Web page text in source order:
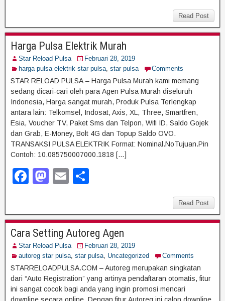
e
b
o
o
k
o
d
o
n
e
Read Post
Harga Pulsa Elektrik Murah
Star Reload Pulsa
Februari 28, 2019
harga pulsa elektrik star pulsa star pulsa Comments
STAR RELOAD PULSA – Harga Pulsa Murah kami memang
sedang dicari-cari oleh para Agen Pulsa Murah diseluruh
Indonesia, Harga sangat murah, Produk Pulsa Terlengkap
antara lain: Telkomsel, Indosat, Axis, XL, Three, Smartfren,
Esia, Voucher TV, Paket Sms dan Telpon, Wifi ID, Saldo Gojek
dan Grab, E-Money, Bolt 4G dan Topup Saldo OVO.
TRANSAKSI PULSA ELEKTRIK Format: Nominal.NoTujuan.Pin
Contoh: 10.085750007000.1818 […]
F
e
b
o
o
k
M
o
d
o
n
E
e
Read Post
Cara Setting Autoreg Agen
Star Reload Pulsa
Februari 28, 2019
autoreg star pulsa star pulsa Uncategorized Comments
STARRELOADPULSA.COM – Autoreg merupakan singkatan
dari “Auto Registration” yang artinya pendaftaran otomatis, fitur
ini sangat cocok bagi anda yang ingin promosi mencari